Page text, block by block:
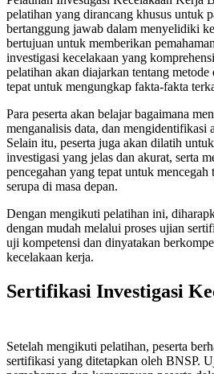
pelatihan yang dirancang khusus untuk
bertanggung jawab dalam menyelidiki
bertujuan untuk memberikan
investigasi kecelakaan yang
pelatihan akan diajarkan tentang
tepat untuk mengungkap fakta-fakta
Para peserta akan belajar bagaimana
menganalisis data, dan mengidentifikasi
Selain itu, peserta juga akan dilatih
investigasi yang jelas dan akurat, serta
pencegahan yang tepat untuk mencegah
serupa di masa depan.
Dengan mengikuti pelatihan ini,
dengan mudah melalui proses ujian
uji kompetensi dan dinyatakan
kecelakaan kerja.
Sertifikasi Investigasi
Setelah mengikuti pelatihan, peserta
sertifikasi yang ditetapkan oleh BNSP.